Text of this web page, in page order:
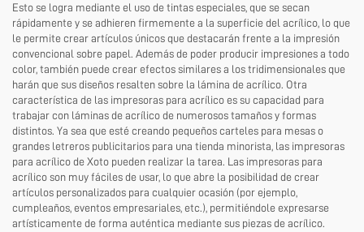
Esto se logra mediante el uso de tintas especiales, que se secan
rápidamente y se adhieren firmemente a la superficie del acrílico, lo que
le permite crear artículos únicos que destacarán frente a la impresión
convencional sobre papel. Además de poder producir impresiones a todo
color, también puede crear efectos similares a los tridimensionales que
harán que sus diseños resalten sobre la lámina de acrílico. Otra
característica de las impresoras para acrílico es su capacidad para
trabajar con láminas de acrílico de numerosos tamaños y formas
distintos. Ya sea que esté creando pequeños carteles para mesas o
grandes letreros publicitarios para una tienda minorista, las impresoras
para acrílico de Xoto pueden realizar la tarea. Las impresoras para
acrílico son muy fáciles de usar, lo que abre la posibilidad de crear
artículos personalizados para cualquier ocasión (por ejemplo,
cumpleaños, eventos empresariales, etc.), permitiéndole expresarse
artísticamente de forma auténtica mediante sus piezas de acrílico.